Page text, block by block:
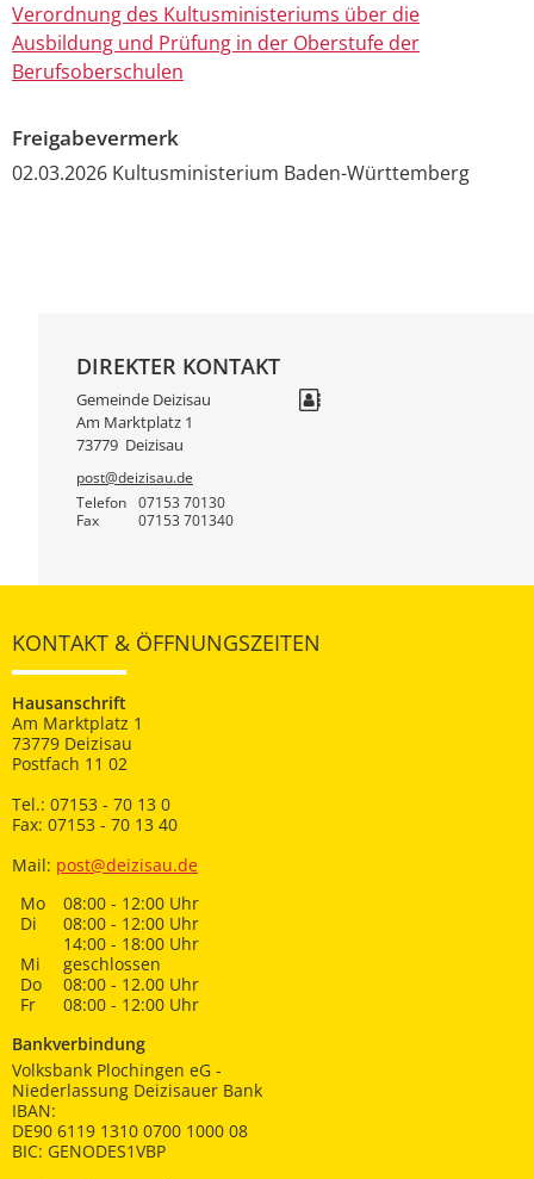
Verordnung des Kultusministeriums über die
Ausbildung und Prüfung in der Oberstufe der
Berufsoberschulen
Freigabevermerk
02.03.2026 Kultusministerium Baden-Württemberg
DIREKTER KONTAKT
Gemeinde Deizisau
Am Marktplatz 1
73779 Deizisau
post@deizisau.de
Telefon
07153 70130
Fax 07153 701340
KONTAKT & ÖFFNUNGSZEITEN
Hausanschrift
Am Marktplatz 1
73779 Deizisau
Postfach 11 02
Tel.: 07153 - 70 13 0
Fax: 07153 - 70 13 40
Mail: post@deizisau.de
Mo
08:00 - 12:00 Uhr
Di
08:00 - 12:00 Uhr
14:00 - 18:00 Uhr
Mi
geschlossen
Do
08:00 - 12.00 Uhr
Fr
08:00 - 12:00 Uhr
Bankverbindung
Volksbank Plochingen eG -
Niederlassung Deizisauer Bank
IBAN:
DE90 6119 1310 0700 1000 08
BIC: GENODES1VBP